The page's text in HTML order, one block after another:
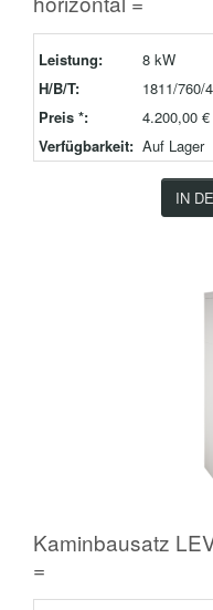
Leistung:
8 kW
H/B/T:
1811/760/
Preis *:
4.200,00 €
Verfügbarkeit: Auf Lager
IN
Kaminbausatz
=